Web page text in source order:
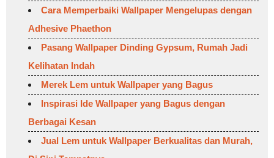
Cara Memperbaiki Wallpaper Mengelupas dengan
Adhesive Phaethon
Pasang Wallpaper Dinding Gypsum, Rumah Jadi
Kelihatan Indah
Merek Lem untuk Wallpaper yang Bagus
Inspirasi Ide Wallpaper yang Bagus dengan
Berbagai Kesan
Jual Lem untuk Wallpaper Berkualitas dan Murah,